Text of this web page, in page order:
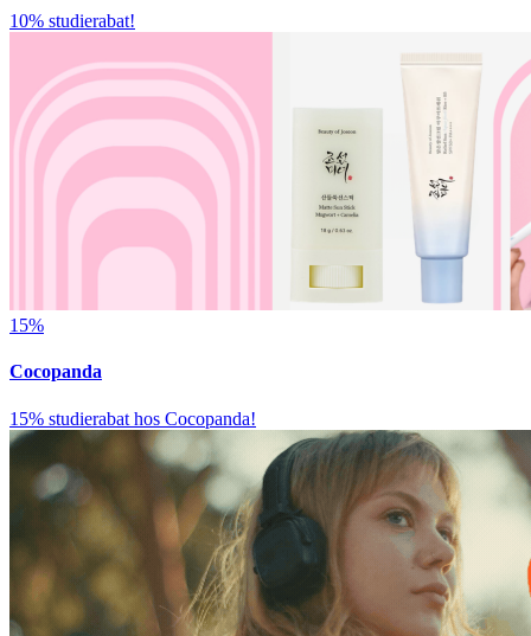
10% studierabat!
15%
Cocopanda
15% studierabat hos Cocopanda!